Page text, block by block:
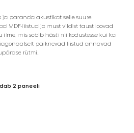
ja paranda akustikat selle suure
MDF-liistud ja must vildist taust loovad
mis sobib hästi nii kodustesse kui ka
paiknevad liistud annavad
rütmi.
2 paneeli